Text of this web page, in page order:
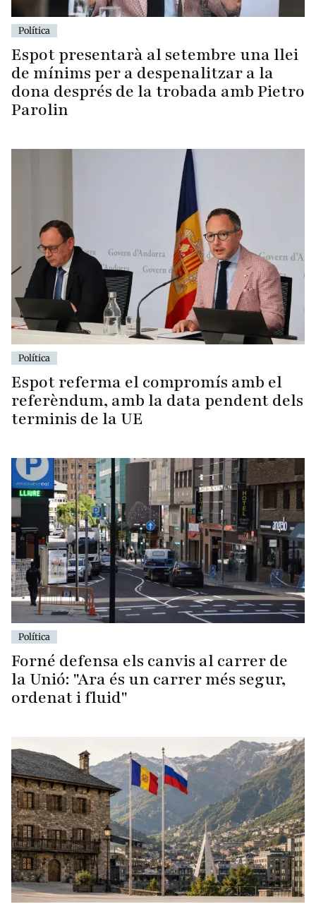
Política
Espot presentarà al setembre una llei
de mínims per a despenalitzar a la
dona després de la trobada amb Pietro
Parolin
Política
Espot referma el compromís amb el
referèndum, amb la data pendent dels
terminis de la UE
Política
Forné defensa els canvis al carrer de
la Unió: "Ara és un carrer més segur,
ordenat i fluid"